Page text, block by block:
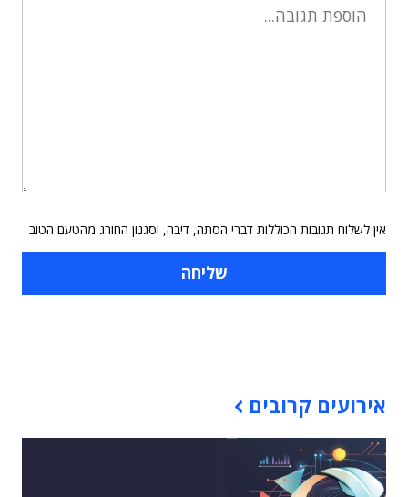
אין לשלוח תגובות הכוללות דברי הסתה, דיבה, וסגנון החורג מהטעם הטוב
אירועים קרובים